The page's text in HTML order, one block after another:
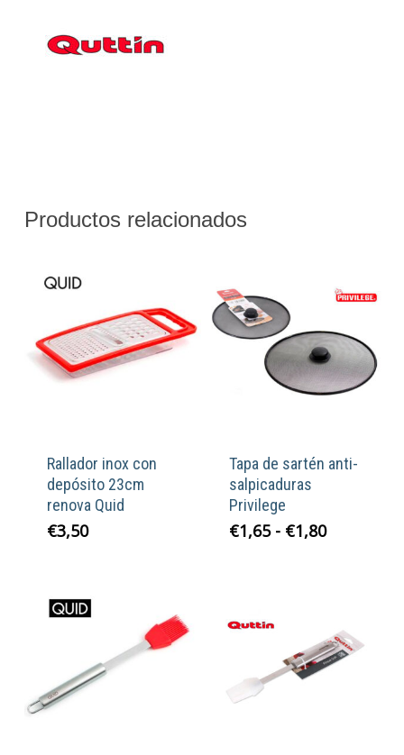
Productos relacionados
Rallador inox con
depósito 23cm
renova Quid
€3,50
Tapa de sartén anti-
salpicaduras
Privilege
€1,65 - €1,80Rango
hasta
€1,80